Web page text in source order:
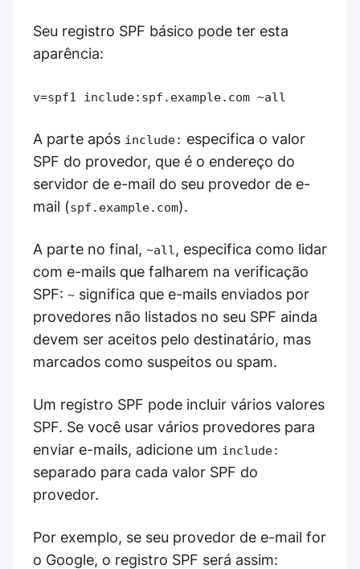
Seu registro SPF básico pode ter esta
aparência:
v=spf1 include:spf.example.com ~all
A parte após include: especifica o valor
SPF do provedor, que é o endereço do
servidor de e-mail do seu provedor de e-
mail (spf.example.com).
A parte no final, ~all, especifica como lidar
com e-mails que falharem na verificação
SPF: ~ significa que e-mails enviados por
provedores não listados no seu SPF ainda
devem ser aceitos pelo destinatário, mas
marcados como suspeitos ou spam.
Um registro SPF pode incluir vários valores
SPF. Se você usar vários provedores para
enviar e-mails, adicione um include:
separado para cada valor SPF do
provedor.
Por exemplo, se seu provedor de e-mail for
o Google, o registro SPF será assim: